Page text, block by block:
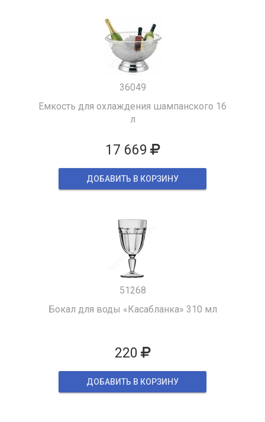
36049
Емкость для охлаждения шампанского 16
л
17 669
ДОБАВИТЬ В КОРЗИНУ
51268
Бокал для воды «Касабланка» 310 мл
220
ДОБАВИТЬ В КОРЗИНУ